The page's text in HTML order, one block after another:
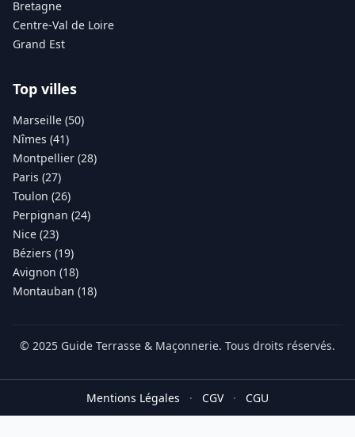
Bretagne
Centre-Val de Loire
Grand Est
Top villes
Marseille (50)
Nîmes (41)
Montpellier (28)
Paris (27)
Toulon (26)
Perpignan (24)
Nice (23)
Béziers (19)
Avignon (18)
Montauban (18)
© 2025 Guide Terrasse & Maçonnerie. Tous droits réservés.
Mentions Légales · CGV · CGU